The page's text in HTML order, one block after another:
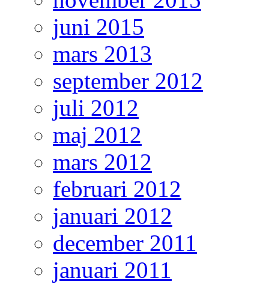
juni 2015
mars 2013
september 2012
juli 2012
maj 2012
mars 2012
februari 2012
januari 2012
december 2011
januari 2011